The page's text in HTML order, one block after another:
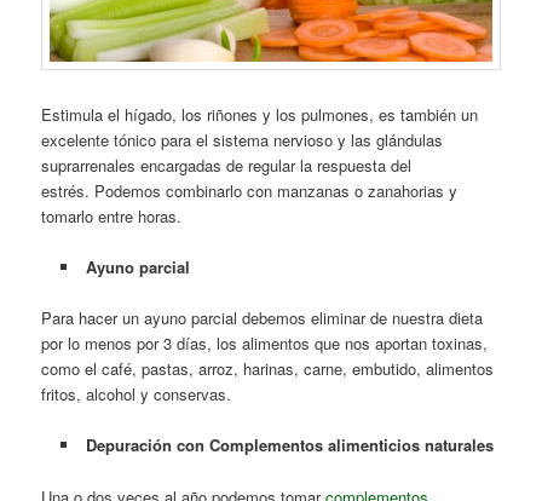
Estimula el hígado, los riñones y los pulmones, es también un
excelente tónico para el sistema nervioso y las glándulas
suprarrenales encargadas de regular la respuesta del
estrés. Podemos combinarlo con manzanas o zanahorias y
tomarlo entre horas.
Ayuno parcial
Para hacer un ayuno parcial debemos eliminar de nuestra dieta
por lo menos por 3 días, los alimentos que nos aportan toxinas,
como el café, pastas, arroz, harinas, carne, embutido, alimentos
fritos, alcohol y conservas.
Depuración con Complementos alimenticios naturales
Una o dos veces al año podemos tomarcomplementos